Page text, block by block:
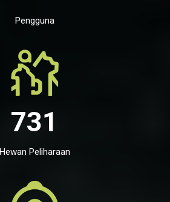
Pengguna
731
Hewan Peliharaan